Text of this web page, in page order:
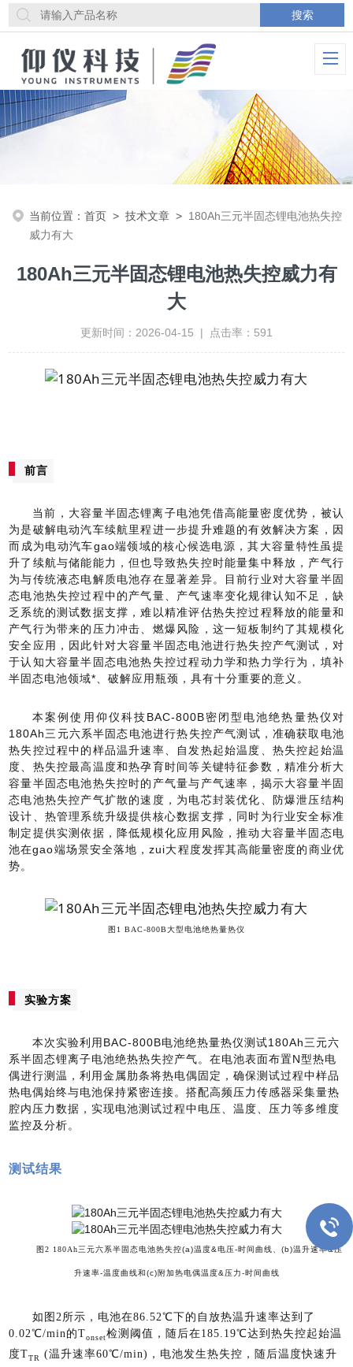
当前位置：首页 >技术文章 > 180Ah三元半固态锂电池热失控
威力有大
180Ah三元半固态锂电池热失控威力有
大
更新时间：2026-04-15 | 点击率：591
前言
当前，大容量半固态锂离子电池凭借高能量密度优势，被认
为是破解电动汽车续航里程进一步提升难题的有效解决方案，因
而成为电动汽车gao端领域的核心候选电源，其大容量特性虽提
升了续航与储能能力，但也导致热失控时能量集中释放，产气行
为与传统液态电解质电池存在显著差异。目前行业对大容量半固
态电池热失控过程中的产气量、产气速率变化规律认知不足，缺
乏系统的测试数据支撑，难以精准评估热失控过程释放的能量和
产气行为带来的压力冲击、燃爆风险，这一短板制约了其规模化
安全应用，因此针对大容量半固态电池进行热失控产气测试，对
于认知大容量半固态电池热失控过程动力学和热力学行为，填补
半固态电池领域*、破解应用瓶颈，具有十分重要的意义。
本案例使用仰仪科技BAC-800B密闭型电池绝热量热仪对
180Ah三元六系半固态电池进行热失控产气测试，准确获取电池
热失控过程中的样品温升速率、自发热起始温度、热失控起始温
度、热失控最高温度和热孕育时间等关键特征参数，精准分析大
容量半固态电池热失控时的产气量与产气速率，揭示大容量半固
态电池热失控产气扩散的速度，为电芯封装优化、防爆泄压结构
设计、热管理系统升级提供核心数据支撑，同时为行业安全标准
制定提供实测依据，降低规模化应用风险，推动大容量半固态电
池在gao端场景安全落地，zui大程度发挥其高能量密度的商业优
势。
图1 BAC-800B大型电池绝热量热仪
实验方案
本次实验利用BAC-800B电池绝热量热仪测试180Ah三元六
系半固态锂离子电池绝热热失控产气。在电池表面布置N型热电
偶进行测温，利用金属肋条将热电偶固定，确保测试过程中样品
热电偶始终与电池保持紧密连接。搭配高频压力传感器采集量热
腔内压力数据，实现电池测试过程中电压、温度、压力等多维度
监控及分析。
测试结果
图2 180Ah三元六系半固态电池热失控(a)温度&电压-时间曲线、(b)温升速率&压
升速率-温度曲线和(c)附加热电偶温度&压力-时间曲线
如图 2所示，电池在86.52℃下的自放热温升速率达到了
0.02℃/min的Tonset检测阈值，随后在185.19℃达到热失控起始温
度TTR
(温升速率60℃/min)，电池发生热失控，随后温度快速升